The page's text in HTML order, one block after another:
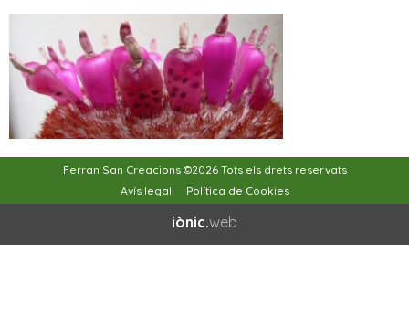
Ferran San Creacions ©2026 Tots els drets reservats
Avís legal
Política de Cookies
iònic.web